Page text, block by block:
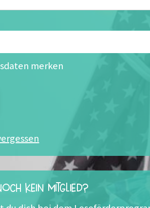
merken
kein Mitglied?